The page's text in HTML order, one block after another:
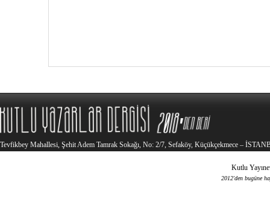
Tevfikbey Mahallesi, Şehit Adem Tamrak Sokağı, No: 2/7, Sefaköy, Küçükçekmece –
Kutlu
2012'den bugüne